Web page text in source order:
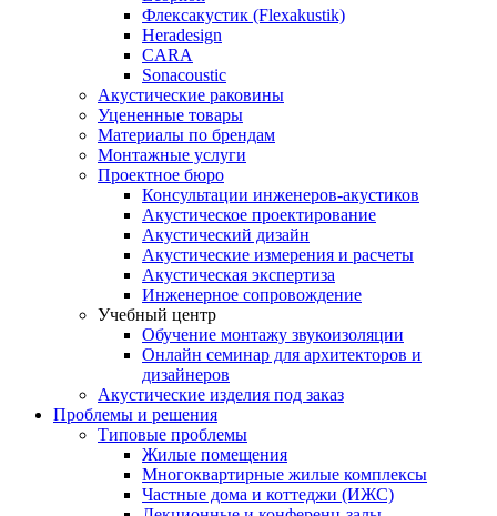
Флексакустик (Flexakustik)
Heradesign
CARA
Sonacoustic
Акустические раковины
Уцененные товары
Материалы по брендам
Монтажные услуги
Проектное бюро
Консультации инженеров-акустиков
Акустическое проектирование
Акустический дизайн
Акустические измерения и расчеты
Акустическая экспертиза
Инженерное сопровождение
Учебный центр
Обучение монтажу звукоизоляции
Онлайн семинар для архитекторов и
дизайнеров
Акустические изделия под заказ
Проблемы и решения
Типовые проблемы
Жилые помещения
Многоквартирные жилые комплексы
Частные дома и коттеджи (ИЖС)